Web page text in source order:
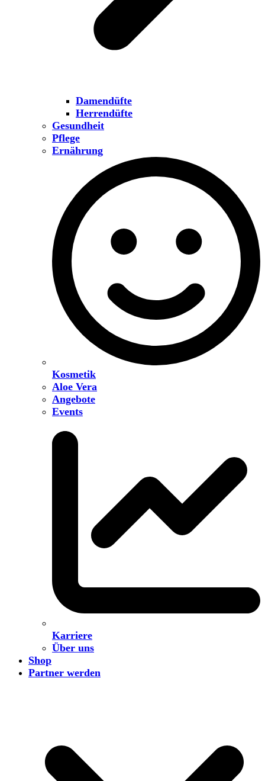
Damendüfte
Herrendüfte
Gesundheit
Pflege
Ernährung
Kosmetik
Aloe Vera
Angebote
Events
Karriere
Über uns
Shop
Partner werden